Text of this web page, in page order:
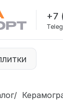
+7